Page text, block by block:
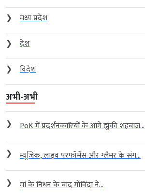
❯
मध्य प्रदेश
❯
देश
❯
विदेश
अभी-अभी
❯ PoK में प्रदर्शनकारियों के आगे झुकी शहबाज...
❯ म्यूजिक, लाइव परफॉर्मेंस और ग्लैमर के संग...
❯ मां के निधन के बाद गोविंदा ने...